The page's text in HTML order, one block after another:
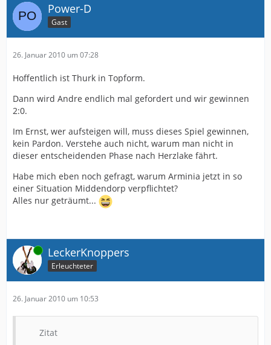
Power-D
Gast
26. Januar 2010 um 07:28
Hoffentlich ist Thurk in Topform.
Dann wird Andre endlich mal gefordert und wir gewinnen
2:0.
Im Ernst, wer aufsteigen will, muss dieses Spiel gewinnen,
kein Pardon. Verstehe auch nicht, warum man nicht in
dieser entscheidenden Phase nach Herzlake fährt.
Habe mich eben noch gefragt, warum Arminia jetzt in so
einer Situation Middendorp verpflichtet?
Alles nur geträumt...
Online LeckerKnoppers
Erleuchteter
26. Januar 2010 um 10:53
Zitat